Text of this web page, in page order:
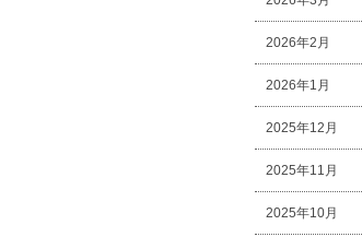
2026年2月
2026年1月
2025年12月
2025年11月
2025年10月